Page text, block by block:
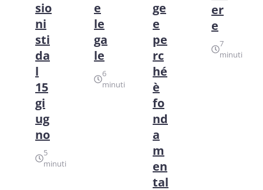
sio
ni
sti
da
l
15
gi
ug
no
5
minuti
e
le
ga
le
6
minuti
ge
e
pe
rc
hé
è
fo
nd
a
m
en
tal
er
e
7
minuti